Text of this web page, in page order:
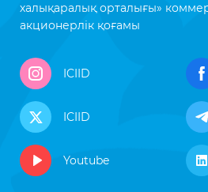
халықаралық орталығы»
акционерлік қоғамы
ICIID
ICIID
Youtube